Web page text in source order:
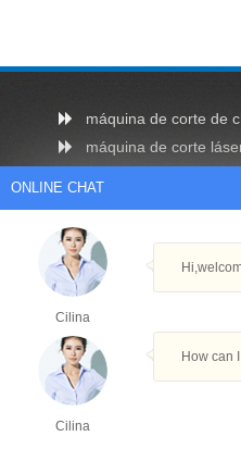
máquina de corte de
máquina de corte
máquina compacta de
mellor máquina de
cnc custe máquina
máquina de corte de
máquina de corte con
ONLINE CHAT
Cilina
Cilina
How can